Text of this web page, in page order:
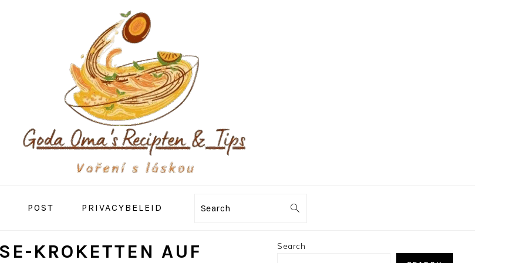
POST PRIVACYBELEID Search
KROKETTEN AUF
PRIMARY
Search